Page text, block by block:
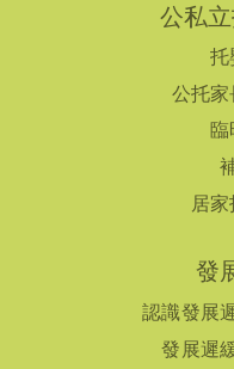
公私
托
公托家
臨
居
發
認識發展
發展遲